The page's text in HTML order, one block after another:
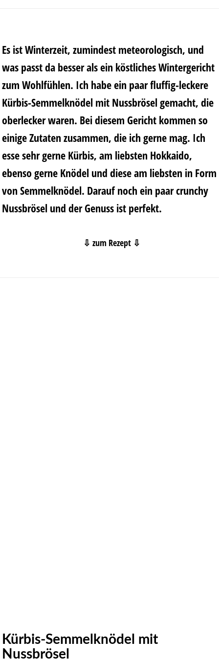
Es ist Winterzeit, zumindest meteorologisch, und
was passt da besser als ein köstliches Wintergericht
zum Wohlfühlen. Ich habe ein paar fluffig-leckere
Kürbis-Semmelknödel mit Nussbrösel gemacht, die
oberlecker waren. Bei diesem Gericht kommen so
einige Zutaten zusammen, die ich gerne mag. Ich
esse sehr gerne Kürbis, am liebsten Hokkaido,
ebenso gerne Knödel und diese am liebsten in Form
von Semmelknödel. Darauf noch ein paar crunchy
Nussbrösel und der Genuss ist perfekt.
⇩ zum Rezept ⇩
Kürbis-Semmelknödel mit
Nussbrösel